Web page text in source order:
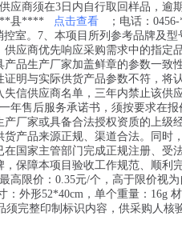
应商须在3日内自行取回样品，逾
**县****
点击查看
；电话：
室。7、本项目所列参考品牌及型
应商优先响应采购需求中的指定
品生产厂家加盖鲜章的参数一致
明与实际供货产品参数不符，将
信供应商名单，三年内禁止该供
年售后服务承诺书，须按要求在报
厂家或具备合法授权资质的上级
产品来源正规、渠道合法。同时
国家主管部门完成正规注册、受
保障本项目验收工作规范、顺利
高限价：0.35元/个，高于限价视
外形52*40cm，单个重量：16g
须完整印制标识内容，供采购人核